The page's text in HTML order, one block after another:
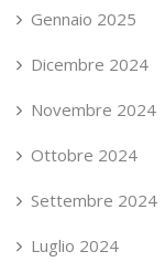
Gennaio 2025
Dicembre 2024
Novembre 2024
Ottobre 2024
Settembre 2024
Luglio 2024